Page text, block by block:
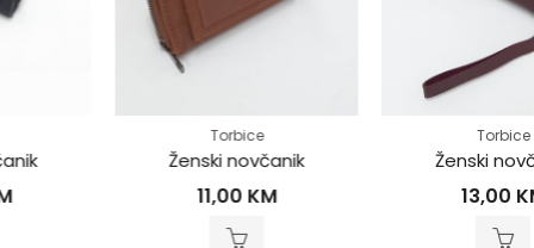
Ženski novčanik
KM
Ženski novčanik
KM